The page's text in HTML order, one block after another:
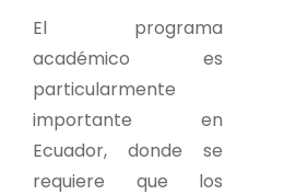
El programa
académico es
particularmente
importante en
Ecuador, donde se
requiere que los